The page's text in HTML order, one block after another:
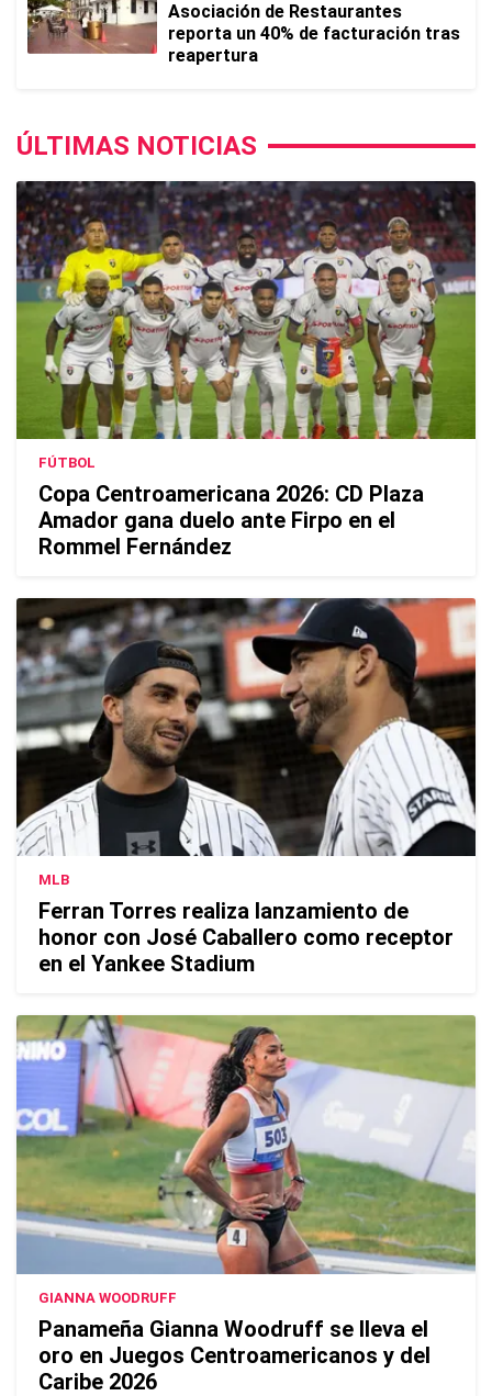
Asociación de Restaurantes
reporta un 40% de facturación tras
reapertura
ÚLTIMAS NOTICIAS
FÚTBOL
Copa Centroamericana 2026: CD Plaza
Amador gana duelo ante Firpo en el
Rommel Fernández
MLB
Ferran Torres realiza lanzamiento de
honor con José Caballero como receptor
en el Yankee Stadium
GIANNA WOODRUFF
Panameña Gianna Woodruff se lleva el
oro en Juegos Centroamericanos y del
Caribe 2026